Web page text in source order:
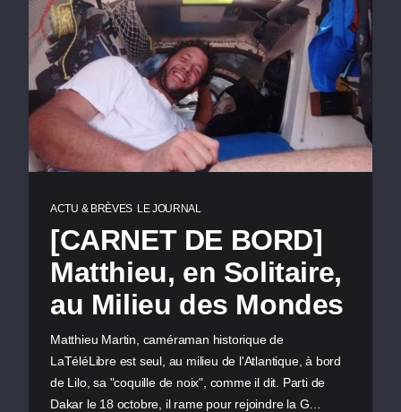
ACTU & BRÈVES LE JOURNAL
[CARNET DE BORD]
Matthieu, en Solitaire,
au Milieu des Mondes
Matthieu Martin, caméraman historique de
LaTéléLibre est seul, au milieu de l'Atlantique, à bord
de Lilo, sa "coquille de noix", comme il dit. Parti de
Dakar le 18 octobre, il rame pour rejoindre la G…